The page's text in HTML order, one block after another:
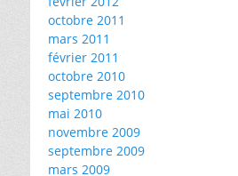
octobre 2011
mars 2011
février 2011
octobre 2010
septembre 2010
mai 2010
novembre 2009
septembre 2009
mars 2009